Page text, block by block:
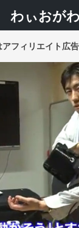
わぃおがわ
アフィリエイト広